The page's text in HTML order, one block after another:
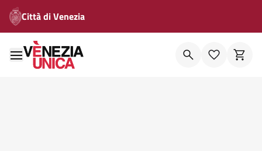
Città di Venezia